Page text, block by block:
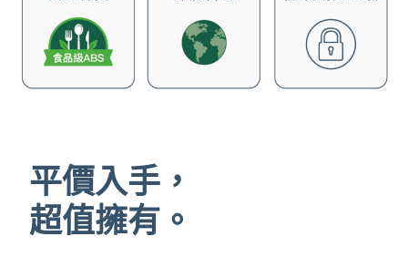
平價入手，
超值擁有。